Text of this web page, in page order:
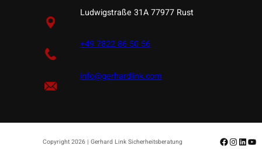
Ludwigstraße 31A 77977 Rust
+49 7822 86 50 56
info@gerhardlink.com
Copyright 2026 | Gerhard Link Sicherheitsberatung Facebook